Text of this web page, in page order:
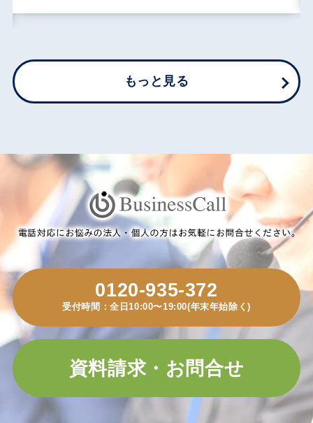
もっと見る
0120-935-372
受付時間：全日10:00〜19:00(年末年始除く)
資料請求・お問合せ